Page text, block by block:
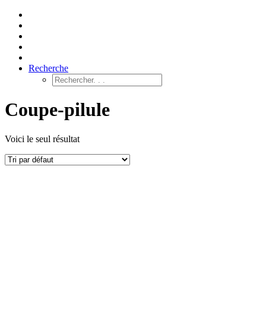
Recherche
Coupe-pilule
Voici le seul résultat